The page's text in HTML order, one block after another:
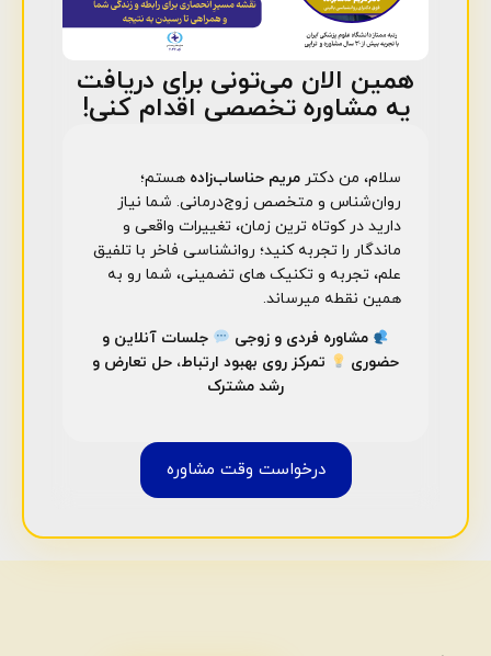
همین الان می‌تونی برای دریافت
یه مشاوره تخصصی اقدام کنی!
سلام، من دکتر مریم حناساب‌زاده هستم؛
روان‌شناس و متخصص زوج‌درمانی. شما نیاز
دارید در کوتاه ترین زمان، تغییرات واقعی و
ماندگار را تجربه کنید؛ روانشناسی فاخر با تلفیق
علم، تجربه و تکنیک های تضمینی، شما رو به
همین نقطه میرساند.
مشاوره فردی و زوجی
جلسات آنلاین و
حضوری
تمرکز روی بهبود ارتباط، حل تعارض و
رشد مشترک
درخواست وقت مشاوره